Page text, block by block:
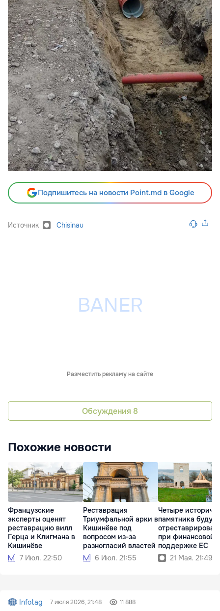
Подпишитесь на новости Point.md в Google
Источник Chisinau
Разместить рекламу на сайте
Обсуждения 8
Похожие новости
Французские
эксперты оценят
реставрацию вилл
Герца и Клигмана в
Кишинёве
7 Июл. 22:50
Реставрация
Триумфальной арки в
Кишинёве под
вопросом из-за
разногласий властей
6 Июл. 21:55
Четыре
памятника будут
при финансовой
поддержке ЕС
21 Мая. 21:49
Infotag 7 июля 2026, 21:48 11 888